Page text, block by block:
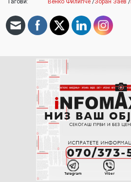
Тагови: Венко Филипче /Зоран Заев /